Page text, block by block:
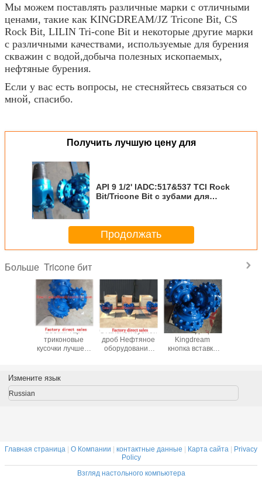
Мы можем поставлять различные марки с отличными
ценами, такие как KINGDREAM/JZ Tricone Bit, CS
Rock Bit, LILIN Tri-cone Bit и некоторые другие марки
с различными качествами, используемые для бурения
скважин с водой,добыча полезных ископаемых,
нефтяные бурения.
Если у вас есть вопросы, не стесняйтесь связаться со
мной, спасибо.
Получить лучшую цену для
API 9 1/2' IADC:517&537 TCI Rock
Bit/Tricone Bit с зубами для
Продолжать
Больше Tricone бит
133мм ТЦИ
триконовые
кусочки лучшего
цена
Стальной зубной
дроб Нефтяное
оборудование
Производитель
промышленности
Клиент одобрен
Kingdream
кнопка вставка
Измените язык
Russian
Главная страница | О Компании | контактные данные | Карта сайта | Privacy
Policy
Взгляд настольного компьютера